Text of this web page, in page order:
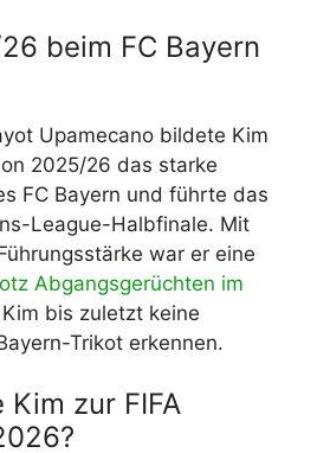
beim FC Bayern
Upamecano bildete Kim
2025/26 das starke
FC Bayern und führte das
League-Halbfinale. Mit
war er eine
Abgangsgerüchten im
bis zuletzt keine
Trikot erkennen.
zur FIFA